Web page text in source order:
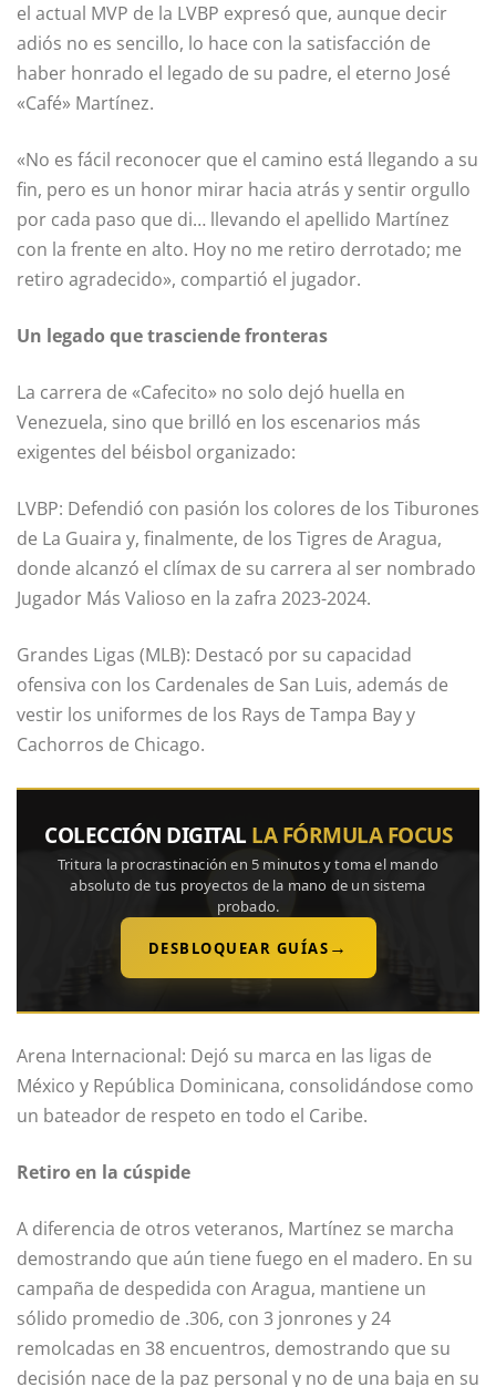
el actual MVP de la LVBP expresó que, aunque decir
adiós no es sencillo, lo hace con la satisfacción de
haber honrado el legado de su padre, el eterno José
«Café» Martínez.
«No es fácil reconocer que el camino está llegando a su
fin, pero es un honor mirar hacia atrás y sentir orgullo
por cada paso que di… llevando el apellido Martínez
con la frente en alto. Hoy no me retiro derrotado; me
retiro agradecido», compartió el jugador.
Un legado que trasciende fronteras
La carrera de «Cafecito» no solo dejó huella en
Venezuela, sino que brilló en los escenarios más
exigentes del béisbol organizado:
LVBP: Defendió con pasión los colores de los Tiburones
de La Guaira y, finalmente, de los Tigres de Aragua,
donde alcanzó el clímax de su carrera al ser nombrado
Jugador Más Valioso en la zafra 2023-2024.
Grandes Ligas (MLB): Destacó por su capacidad
ofensiva con los Cardenales de San Luis, además de
vestir los uniformes de los Rays de Tampa Bay y
Cachorros de Chicago.
COLECCIÓN DIGITAL LA FÓRMULA FOCUS
Tritura la procrastinación en 5 minutos y toma el mando
absoluto de tus proyectos de la mano de un sistema
probado.
DESBLOQUEAR GUÍAS →
Arena Internacional: Dejó su marca en las ligas de
México y República Dominicana, consolidándose como
un bateador de respeto en todo el Caribe.
Retiro en la cúspide
A diferencia de otros veteranos, Martínez se marcha
demostrando que aún tiene fuego en el madero. En su
campaña de despedida con Aragua, mantiene un
sólido promedio de .306, con 3 jonrones y 24
remolcadas en 38 encuentros, demostrando que su
decisión nace de la paz personal y no de una baja en su